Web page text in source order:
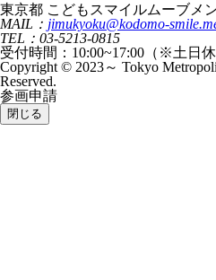
東京都 こどもスマイルムーブメ
MAIL： jimukyoku@kodomo-
TEL：03-5213-0815
受付時間：10:00~17:00（※土日休
Copyright © 2023～ Tokyo
Reserved.
参画申請
閉じる